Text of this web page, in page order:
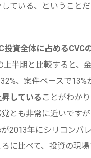
ている、ということ
投資全体に占めるCVC
上半期と比較すると、
、案件ベースで13%
している ことがわか
とも非常に近いです
2013年にシリコンバ
に比べて、投資の現場